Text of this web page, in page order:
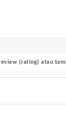
(rating) atau